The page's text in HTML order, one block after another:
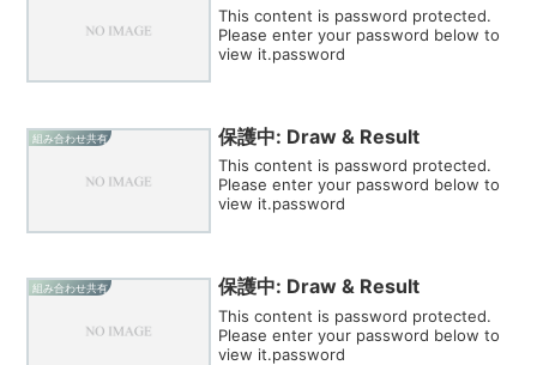
This content is password protected.
Please enter your password below to
view it.password
組み合わせ共有 保護中: Draw & Result
This content is password protected.
Please enter your password below to
view it.password
組み合わせ共有 保護中: Draw & Result
This content is password protected.
Please enter your password below to
view it.password